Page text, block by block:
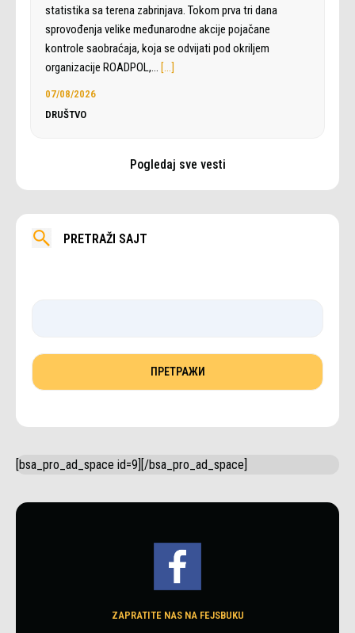
statistika sa terena zabrinjava. Tokom prva tri dana
sprovođenja velike međunarodne akcije pojačane
kontrole saobraćaja, koja se odvijati pod okriljem
organizacije ROADPOL,… […]
07/08/2026
DRUŠTVO
Pogledaj sve vesti
PRETRAŽI SAJT
[bsa_pro_ad_space id=9][/bsa_pro_ad_space]
ZAPRATITE NAS NA FEJSBUKU